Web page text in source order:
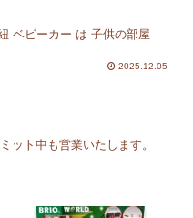
ベビーカー は 子供の部屋
2025.12.05
ット中も営業いたします。